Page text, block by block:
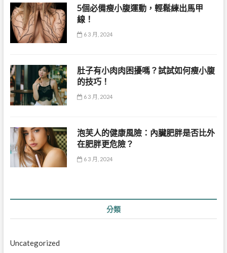
5個必備瘦小腹運動，輕鬆練出馬甲
線！
6 3 月, 2024
肚子有小肉肉困擾嗎？試試如何瘦小腹
的技巧！
6 3 月, 2024
泡芙人的健康風險：內臟肥胖是否比外
在肥胖更危險？
6 3 月, 2024
分類
Uncategorized